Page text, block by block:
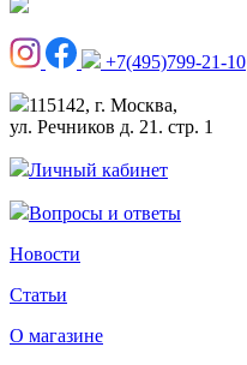
+7(495)799-21-10
115142, г. Москва,
ул. Речников д. 21. стр. 1
Личный кабинет
Вопросы и ответы
Новости
Статьи
О магазине